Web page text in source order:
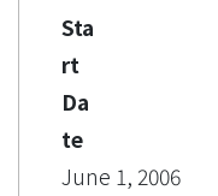
Sta
rt
Da
te
June 1, 2006